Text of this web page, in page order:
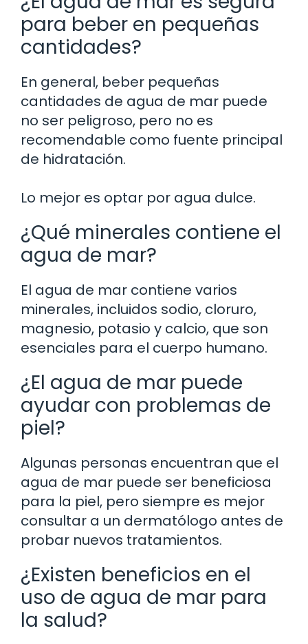
para beber en pequeñas
cantidades?
En general, beber pequeñas
cantidades de agua de mar puede
no ser peligroso, pero no es
recomendable como fuente principal
de hidratación.
Lo mejor es optar por agua dulce.
¿Qué minerales contiene el
agua de mar?
El agua de mar contiene varios
minerales, incluidos sodio, cloruro,
magnesio, potasio y calcio, que son
esenciales para el cuerpo humano.
¿El agua de mar puede
ayudar con problemas de
piel?
Algunas personas encuentran que el
agua de mar puede ser beneficiosa
para la piel, pero siempre es mejor
consultar a un dermatólogo antes de
probar nuevos tratamientos.
¿Existen beneficios en el
uso de agua de mar para
la salud?